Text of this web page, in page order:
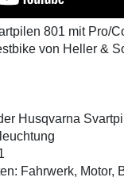
801 mit Pro/
von Heller &
Husqvarna
Fahrwerk, Motor,